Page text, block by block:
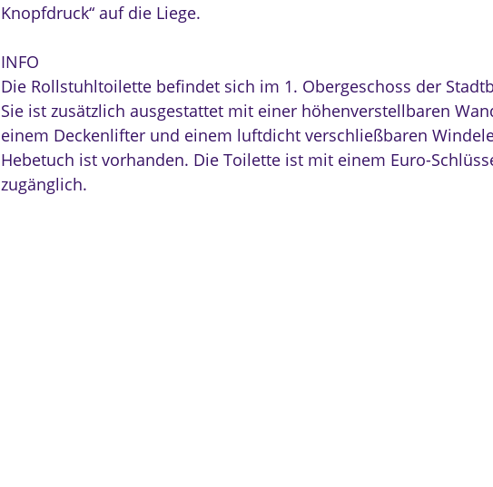
Knopfdruck“ auf die Liege.
INFO
Die Rollstuhltoilette befindet sich im 1. Obergeschoss der
Sie ist zusätzlich ausgestattet mit einer höhenverstellbaren
einem Deckenlifter und einem luftdicht verschließbaren
Hebetuch ist vorhanden. Die Toilette ist mit einem Euro-
zugänglich.